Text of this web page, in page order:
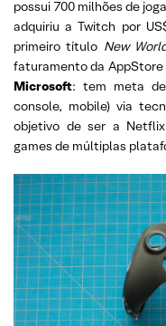
possui 700 milhões de
adquiriu a Twitch por
primeiro título New
faturamento da AppStore
Microsoft: tem meta
console, mobile) via
objetivo de ser a
games de múltiplas